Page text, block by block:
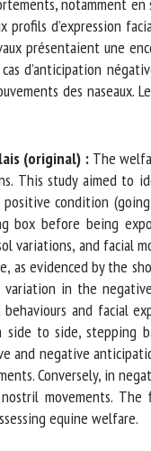
profils d’expression
présentaient une
d’anticipation
des naseaux.
(original) : The
This study aimed to
condition
box before being
variations, and facial
as evidenced by the
in the negative
and facial
side to side, stepping
and negative
Conversely, in
movements.
equine welfare.